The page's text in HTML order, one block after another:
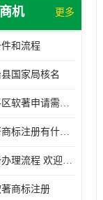
机 更多
和流程
国家局核名
北京北京昌平区软著申请需要什么条件 软件著作权 欢迎电话咨询
北京密云软著商标注册有什么要求 软件著作权 欢迎电话咨询
朝阳公司注册办理流程 欢迎电话咨询
商标注册